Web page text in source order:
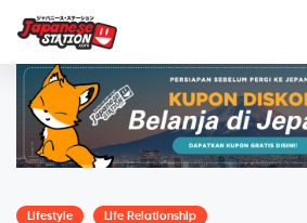
Lifestyle Life Relationship